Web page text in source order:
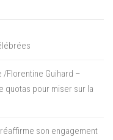
Florentine Guihard –
quotas pour miser sur la
réaffirme son engagement